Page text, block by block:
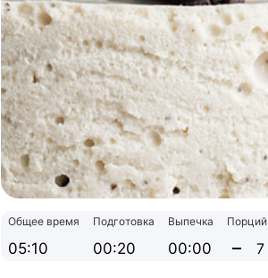
Общее время
05:10
Подготовка
00:20
Выпечка
00:00
Порций